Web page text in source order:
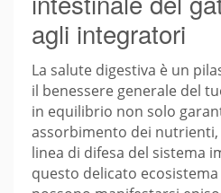
agli integratori
La salute digestiva è un
il benessere generale del
in equilibrio non solo
assorbimento dei nutrienti,
linea di difesa del sistema
questo delicato